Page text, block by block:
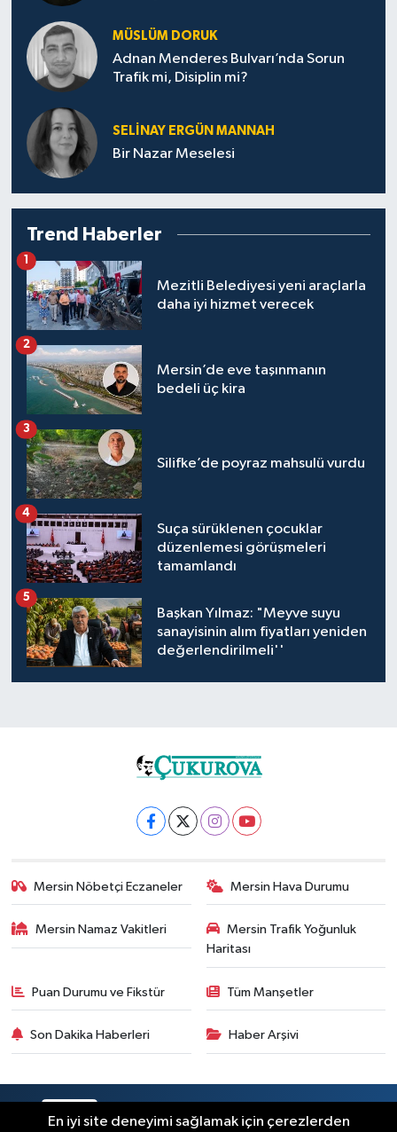
MÜSLÜM DORUK
Adnan Menderes Bulvarı’nda Sorun
Trafik mi, Disiplin mi?
SELINAY ERGÜN MANNAH
Bir Nazar Meselesi
Trend Haberler
Mezitli Belediyesi yeni araçlarla
daha iyi hizmet verecek
1
Mersin’de eve taşınmanın
bedeli üç kira
2
Silifke’de poyraz mahsulü vurdu
3
Suça sürüklenen çocuklar
düzenlemesi görüşmeleri
tamamlandı
4
Başkan Yılmaz: "Meyve suyu
sanayisinin alım fiyatları yeniden
değerlendirilmeli''
5
Mersin Nöbetçi Eczaneler Mersin Hava Durumu
Mersin Namaz Vakitleri
Mersin Trafik Yoğunluk
Haritası
Puan Durumu ve Fikstür Tüm Manşetler
Son Dakika Haberleri Haber Arşivi
RSS Copyright © 2025. Her hakkı saklıdır.
En iyi site deneyimi sağlamak için çerezlerden